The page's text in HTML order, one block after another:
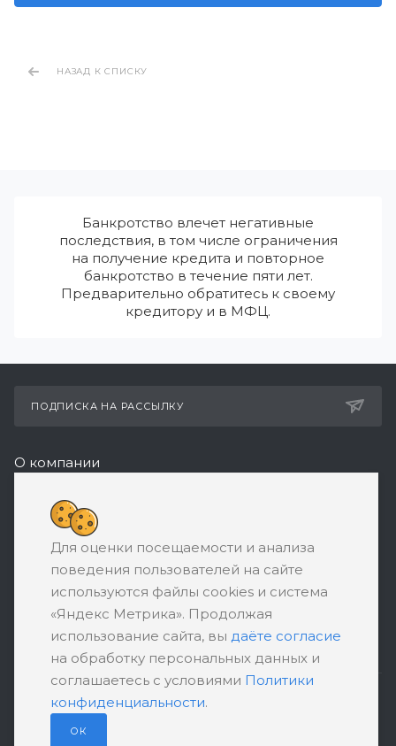
НАЗАД К СПИСКУ
Банкротство влечет негативные
последствия, в том числе ограничения
на получение кредита и повторное
банкротство в течение пяти лет.
Предварительно обратитесь к своему
кредитору и в МФЦ.
ПОДПИСКА НА РАССЫЛКУ
О компании
Реквизиты
8 (800) 550-08-77
ЗАКАЗАТЬ ЗВОНОК
support@ratingbankrotstva.ru
111398, Москва, ул. Плеханова, д. 30,
абонентский ящик №5
ПОЛИТИКА КОНФИДЕНЦИАЛЬНОСТИ
ПОЛЬЗОВАТЕЛЬСКОЕ СОГЛАШЕНИЕ
Для оценки посещаемости и анализа
поведения пользователей на сайте
используются файлы cookies и система
«Яндекс Метрика». Продолжая
использование сайта, вы даёте согласие
на обработку персональных данных и
соглашаетесь с условиями Политики
конфиденциальности.
ОК